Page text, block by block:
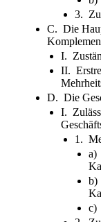
3.
C. Die
I.
II.
D. Die
I.
1.
a)
b)
c)